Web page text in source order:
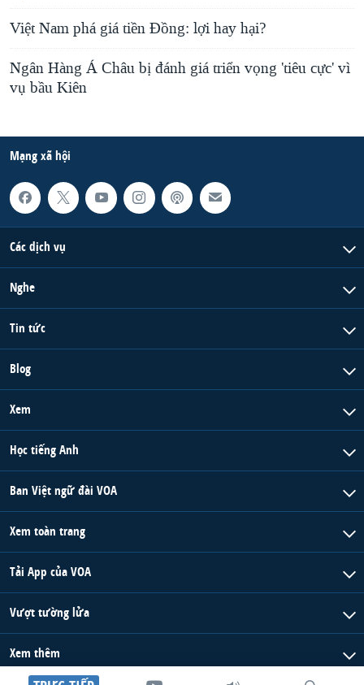
Việt Nam phá giá tiền Đồng: lợi hay hại?
Ngân Hàng Á Châu bị đánh giá triển vọng 'tiêu cực' vì
vụ bầu Kiên
Mạng xã hội
Các dịch vụ
Nghe
Tin tức
Blog
Xem
Học tiếng Anh
Ban Việt ngữ đài VOA
Xem toàn trang
Tải App của VOA
Vượt tường lửa
Xem thêm